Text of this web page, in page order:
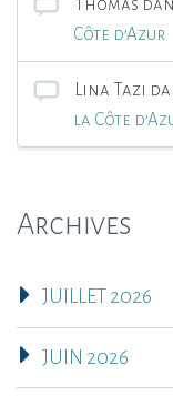
Côte d’Azur
Lina Tazi
la Côte
Archives
JUILLET 2026
JUIN 2026